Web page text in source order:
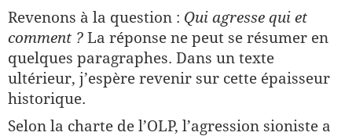
Revenons à la question : Qui agresse qui et
comment ? La réponse ne peut se résumer en
quelques paragraphes. Dans un texte
ultérieur, j’espère revenir sur cette épaisseur
historique.
Selon la charte de l’OLP, l’agression sioniste a